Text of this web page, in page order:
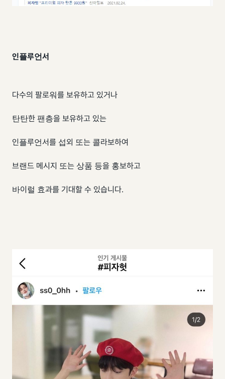
인플루언서
다수의 팔로워를 보유하고 있거나
탄탄한 팬층을 보유하고 있는
인플루언서를 섭외 또는 콜라보하여
브랜드 메시지 또는 상품 등을 홍보하고
바이럴 효과를 기대할 수 있습니다.